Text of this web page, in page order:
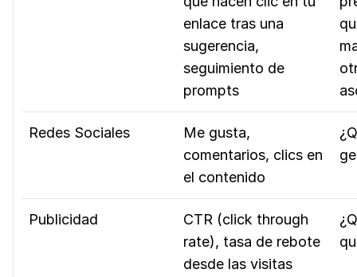
enlace tras una
sugerencia,
seguimiento de
prompts
Redes Sociales
Me gusta,
comentarios, clics en
el contenido
Publicidad
CTR (click through
rate), tasa de rebote
desde las visitas